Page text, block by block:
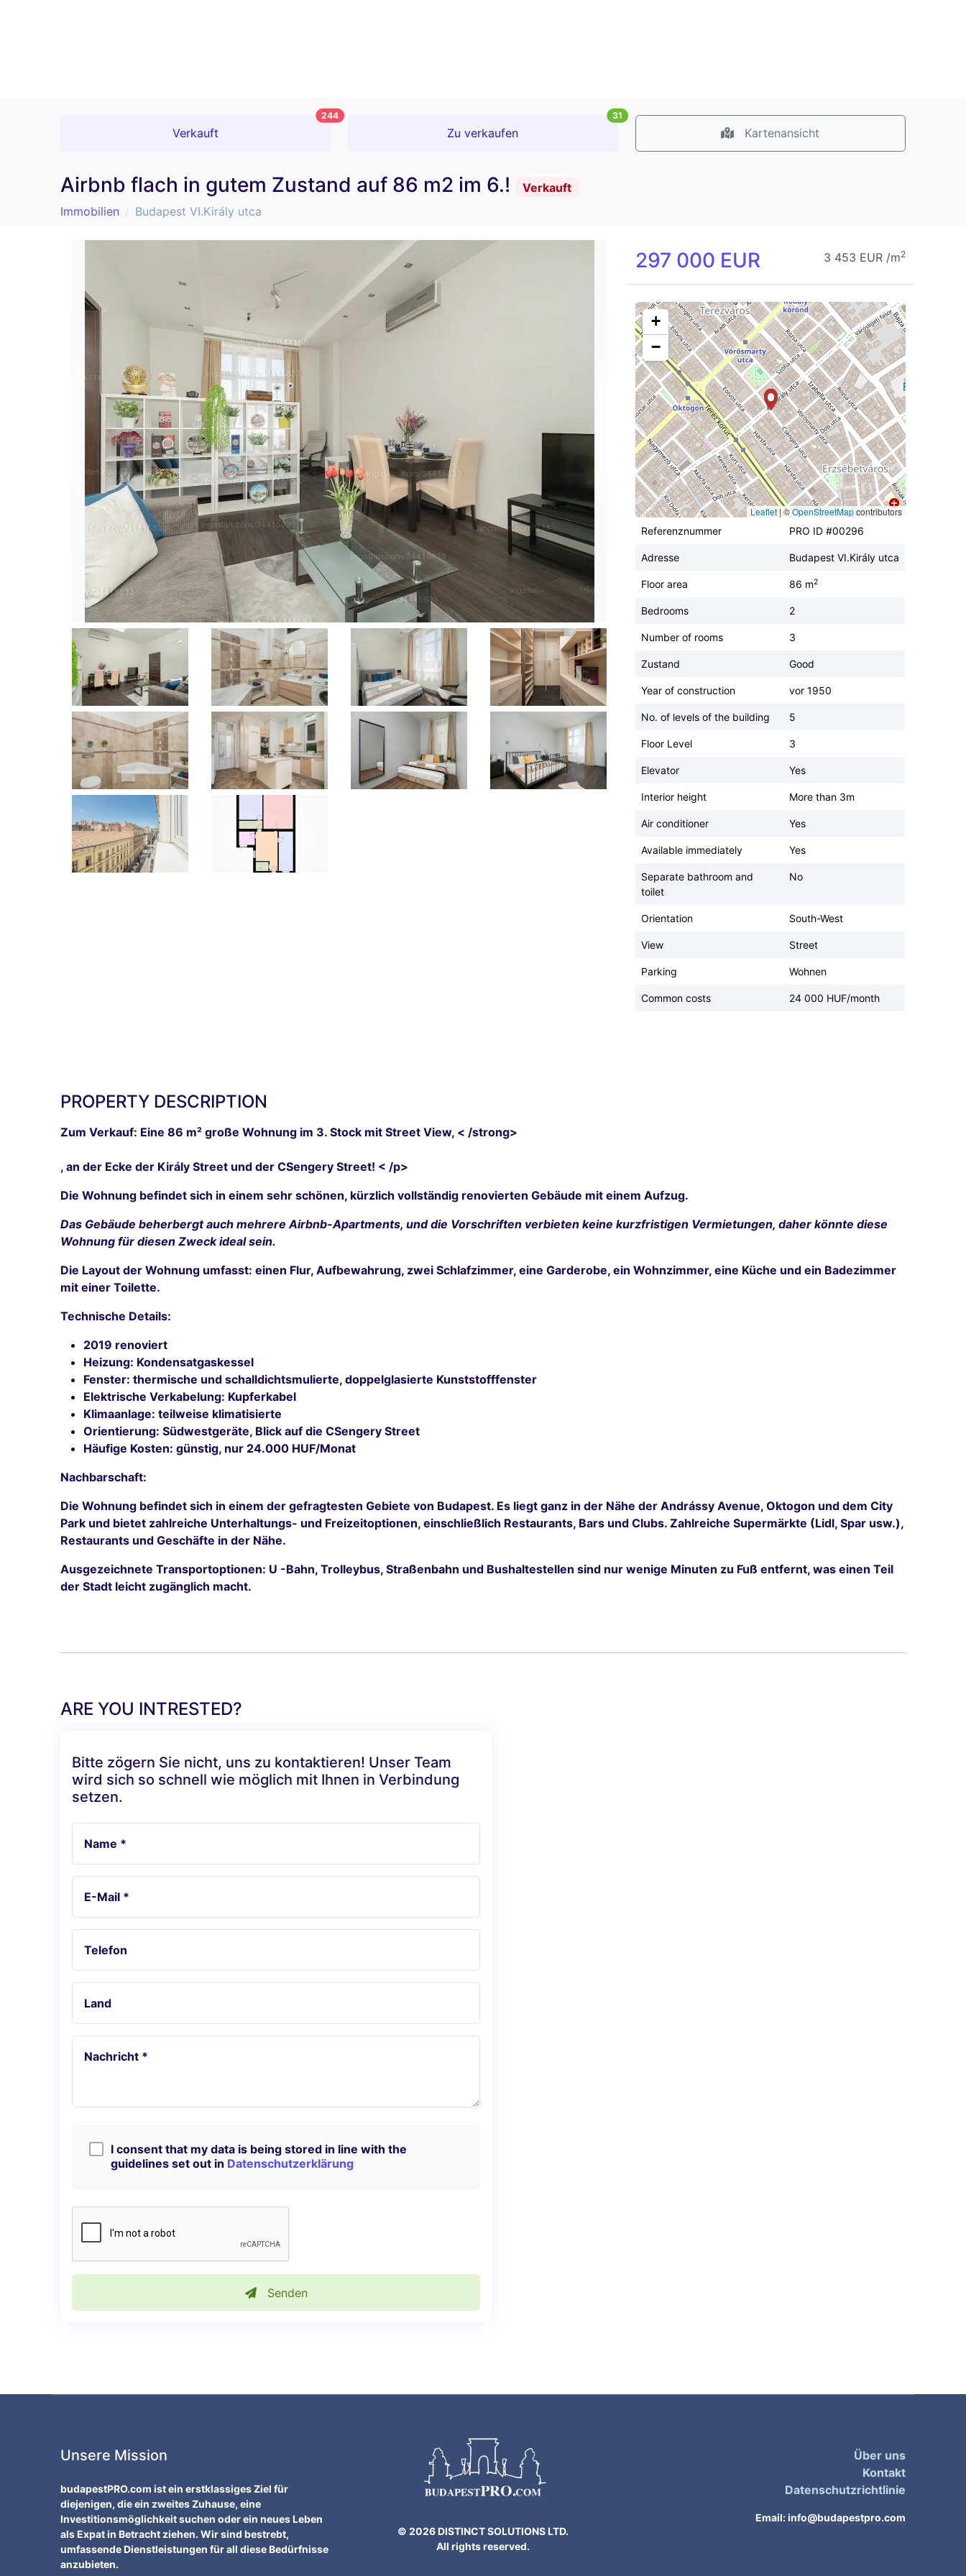
Verkauft
244
Zu verkaufen
31
Kartenansicht
Airbnb flach in gutem Zustand auf 86 m2 im 6.!
Verkauft
Immobilien
Budapest VI.Király utca
297 000 EUR 3 453 EUR /m2
+
−
Leaflet|©OpenStreetMapcontributors
Referenznummer
PRO ID #00296
Adresse Budapest VI.Király utca
Floor area 86 m2
Bedrooms 2
Number of rooms 3
Zustand Good
Year of construction vor 1950
No. of levels of the building 5
Floor Level 3
Elevator Yes
Interior height More than 3m
Air conditioner Yes
Available immediately Yes
Separate bathroom and
toilet
No
Orientation South-West
View Street
Parking Wohnen
Common costs 24 000 HUF/month
PROPERTY DESCRIPTION
Zum Verkauf: Eine 86 m² große Wohnung im 3. Stock mit Street View, < /strong>
, an der Ecke der Király Street und der CSengery Street! < /p>
Die Wohnung befindet sich in einem sehr schönen, kürzlich vollständig renovierten Gebäude mit einem Aufzug.
Das Gebäude beherbergt auch mehrere Airbnb-Apartments, und die Vorschriften verbieten keine kurzfristigen Vermietungen, daher könnte diese
Wohnung für diesen Zweck ideal sein.
Die Layout der Wohnung umfasst: einen Flur, Aufbewahrung, zwei Schlafzimmer, eine Garderobe, ein Wohnzimmer, eine Küche und ein Badezimmer
mit einer Toilette.
Technische Details:
2019 renoviert
Heizung: Kondensatgaskessel
Fenster: thermische und schalldichtsmulierte, doppelglasierte Kunststofffenster
Elektrische Verkabelung: Kupferkabel
Klimaanlage: teilweise klimatisierte
Orientierung: Südwestgeräte, Blick auf die CSengery Street
Häufige Kosten: günstig, nur 24.000 HUF/Monat
Nachbarschaft:
Die Wohnung befindet sich in einem der gefragtesten Gebiete von Budapest. Es liegt ganz in der Nähe der Andrássy Avenue, Oktogon und dem City
Park und bietet zahlreiche Unterhaltungs- und Freizeitoptionen, einschließlich Restaurants, Bars und Clubs. Zahlreiche Supermärkte (Lidl, Spar usw.),
Restaurants und Geschäfte in der Nähe.
Ausgezeichnete Transportoptionen: U -Bahn, Trolleybus, Straßenbahn und Bushaltestellen sind nur wenige Minuten zu Fuß entfernt, was einen Teil
der Stadt leicht zugänglich macht.
ARE YOU INTRESTED?
Bitte zögern Sie nicht, uns zu kontaktieren! Unser Team
wird sich so schnell wie möglich mit Ihnen in Verbindung
setzen.
Name *
E-Mail *
Telefon
Land
Nachricht *
I consent that my data is being stored in line with the
guidelines set out in Datenschutzerklärung
Senden
Unsere Mission
budapestPRO.com ist ein erstklassiges Ziel für
diejenigen, die ein zweites Zuhause, eine
Investitionsmöglichkeit suchen oder ein neues Leben
als Expat in Betracht ziehen. Wir sind bestrebt,
umfassende Dienstleistungen für all diese Bedürfnisse
anzubieten.
© 2026 DISTINCT SOLUTIONS LTD.
All rights reserved.
Über uns
Kontakt
Datenschutzrichtlinie
Email:info@budapestpro.com